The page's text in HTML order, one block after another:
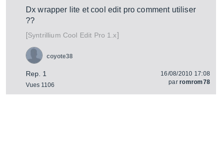
Dx wrapper lite et cool edit pro comment utiliser
??
[Syntrillium Cool Edit Pro 1.x]
Rep. 1
Vues 1106
coyote38
16/08/2010 17:08
parromrom78